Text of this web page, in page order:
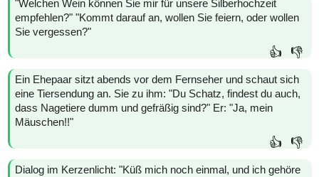
"Welchen Wein können Sie mir für unsere Silberhochzeit
empfehlen?" "Kommt darauf an, wollen Sie feiern, oder wollen
Sie vergessen?"
👍 👎
Ein Ehepaar sitzt abends vor dem Fernseher und schaut sich
eine Tiersendung an. Sie zu ihm: "Du Schatz, findest du auch,
dass Nagetiere dumm und gefräßig sind?" Er: "Ja, mein
Mäuschen!!"
👍 👎
Dialog im Kerzenlicht: "Küß mich noch einmal, und ich gehöre